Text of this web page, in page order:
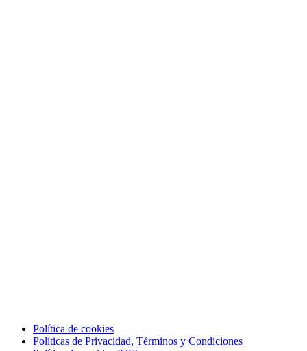
Política de cookies
Políticas de Privacidad, Términos y Condiciones